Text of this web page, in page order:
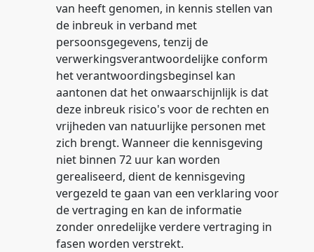
van heeft genomen, in kennis stellen van
de inbreuk in verband met
persoonsgegevens, tenzij de
verwerkingsverantwoordelijke conform
het verantwoordingsbeginsel kan
aantonen dat het onwaarschijnlijk is dat
deze inbreuk risico's voor de rechten en
vrijheden van natuurlijke personen met
zich brengt. Wanneer die kennisgeving
niet binnen 72 uur kan worden
gerealiseerd, dient de kennisgeving
vergezeld te gaan van een verklaring voor
de vertraging en kan de informatie
zonder onredelijke verdere vertraging in
fasen worden verstrekt.